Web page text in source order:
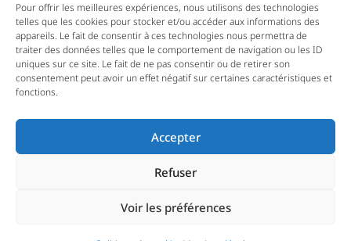
Pour offrir les meilleures expériences, nous utilisons des technologies
telles que les cookies pour stocker et/ou accéder aux informations des
appareils. Le fait de consentir à ces technologies nous permettra de
traiter des données telles que le comportement de navigation ou les ID
uniques sur ce site. Le fait de ne pas consentir ou de retirer son
consentement peut avoir un effet négatif sur certaines caractéristiques et
fonctions.
Accepter
Refuser
Voir les préférences
2019
Ouverture du premier
atelier à Lyon
Truth Pare-Brise voit officiellement
le jour à Lyon, avec une approche